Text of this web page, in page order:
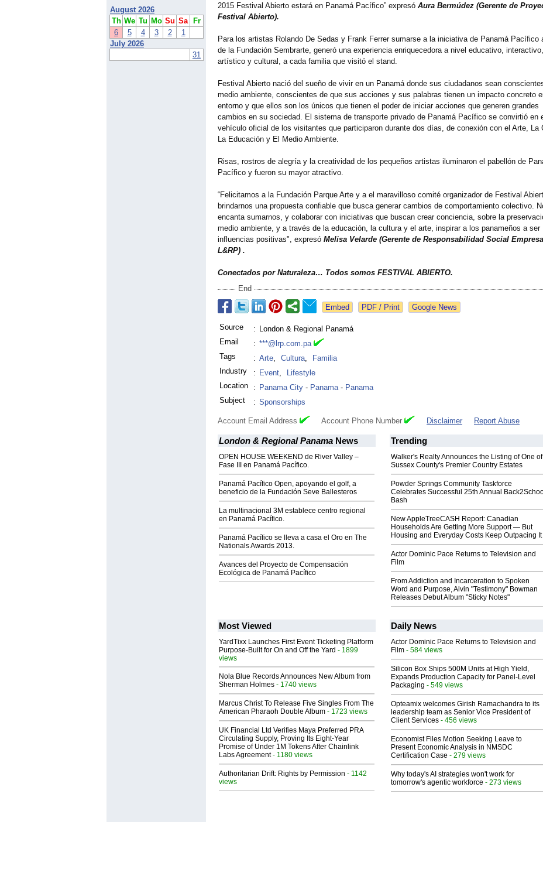
August 2026
Th We Tu Mo Su Sa
Fr
6
5 4 3 2
1
July 2026
31
2015 Festival Abierto estará en Panamá Pacífico” expresó Aura Bermúdez (Gerente de
Festival Abierto).
Para los artistas Rolando De Sedas y Frank Ferrer sumarse a la iniciativa de Panamá Pacífico
de la Fundación Sembrarte, generó una experiencia enriquecedora a nivel educativo, interactivo,
artístico y cultural, a cada familia que visitó el stand.
Festival Abierto nació del sueño de vivir en un Panamá donde sus ciudadanos sean
medio ambiente, conscientes de que sus acciones y sus palabras tienen un impacto concreto
entorno y que ellos son los únicos que tienen el poder de iniciar acciones que generen grandes
cambios en su sociedad. El sistema de transporte privado de Panamá Pacífico se convirtió en
vehículo oficial de los visitantes que participaron durante dos días, de conexión con el Arte, La
La Educación y El Medio Ambiente.
Risas, rostros de alegría y la creatividad de los pequeños artistas iluminaron el pabellón de
Pacífico y fueron su mayor atractivo.
“Felicitamos a la Fundación Parque Arte y a el maravilloso comité organizador de Festival
brindarnos una propuesta confiable que busca generar cambios de comportamiento colectivo.
encanta sumarnos, y colaborar con iniciativas que buscan crear conciencia, sobre la
medio ambiente, y a través de la educación, la cultura y el arte, inspirar a los panameños a ser
influencias positivas", expresó Melisa Velarde (Gerente de Responsabilidad Social
L&RP) .
Conectados por Naturaleza… Todos somos FESTIVAL ABIERTO.
End
Google News
Source : London & Regional Panamá
Email
: ***@lrp.com.pa
Tags
: Arte, Cultura,
Familia
Industry
: Event,
Lifestyle
Location
: Panama City - Panama- Panama
Subject
: Sponsorships
Account Email Address Account Phone Number Disclaimer Report Abuse
London & Regional Panama News
OPEN HOUSE WEEKEND de River Valley –
Fase III en Panamá Pacífico.
Panamá Pacífico Open, apoyando el golf, a
beneficio de la Fundación Seve Ballesteros
La multinacional 3M establece centro regional
en Panamá Pacífico.
Panamá Pacífico se lleva a casa el Oro en The
Nationals Awards 2013.
Avances del Proyecto de Compensación
Ecológica de Panamá Pacífico
Trending
Walker's Realty Announces the Listing of One of
Sussex County's Premier Country Estates
Powder Springs Community Taskforce
Celebrates Successful 25th Annual
Bash
New AppleTreeCASH Report: Canadian
Households Are Getting More Support — But
Housing and Everyday Costs Keep Outpacing It
Actor Dominic Pace Returns to Television and
Film
From Addiction and Incarceration to Spoken
Word and Purpose, Alvin "Testimony" Bowman
Releases Debut Album "Sticky Notes"
Most Viewed
YardTixx Launches First Event Ticketing Platform
Purpose-Built for On and Off the Yard - 1899
views
Nola Blue Records Announces New Album from
Sherman Holmes - 1740 views
Marcus Christ To Release Five Singles From The
American Pharaoh Double Album - 1723 views
UK Financial Ltd Verifies Maya Preferred PRA
Circulating Supply, Proving Its Eight-Year
Promise of Under 1M Tokens After Chainlink
Labs Agreement- 1180 views
Authoritarian Drift: Rights by Permission - 1142
views
Daily News
Actor Dominic Pace Returns to Television and
Film - 584 views
Silicon Box Ships 500M Units at High Yield,
Expands Production Capacity for Panel-Level
Packaging - 549 views
Opteamix welcomes Girish Ramachandra to its
leadership team as Senior Vice President of
Client Services - 456 views
Economist Files Motion Seeking Leave to
Present Economic Analysis in NMSDC
Certification Case - 279 views
Why today's AI strategies won't work for
tomorrow's agentic workforce - 273 views